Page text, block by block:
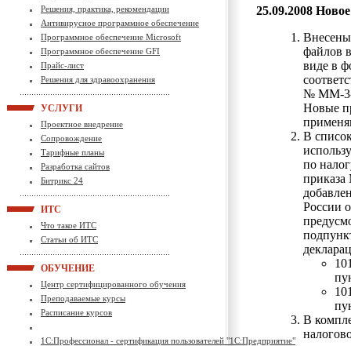
Решения, практика, рекомендации
Антивирусное программное обеспечение
Программное обеспечение Microsoft
Программное обеспечение GFI
Прайс-лист
Решения для здравоохранения
УСЛУГИ
Проектное внедрение
Сопровождение
Тарифные планы
Разработка сайтов
Битрикс 24
ИТС
Что такое ИТС
Статьи об ИТС
ОБУЧЕНИЕ
Центр сертифицированного обучения
Преподаваемые курсы
Расписание курсов
1С:Профессионал - сертификация пользователей "1С:Предприятие"
25.09.2008
Внесены
файлов
виде в
№ ММ-3-
Новые
В
по
России
В